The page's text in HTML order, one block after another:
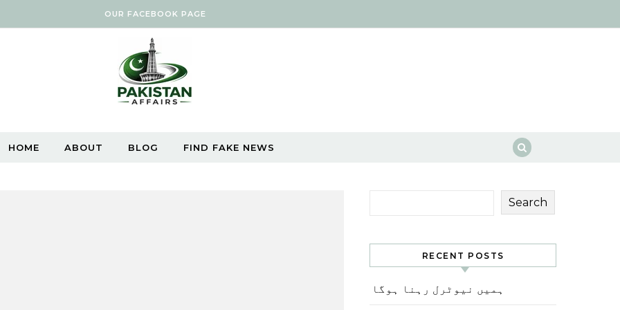
OUR FACEBOOK PAGE
HOME ABOUT BLOG FIND FAKE NEWS
Search
RECENT POSTS
ہمیں نیوٹرل رہنا ہوگا